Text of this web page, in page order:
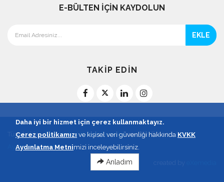
E-BÜLTEN İÇİN KAYDOLUN
EKLE
TAKİP EDİN
Tüm haklarıTürk Yoğun Bakım Derneği'ne aittir © 2026. |KVKK
Aydınlatma Metni
created by
Daha iyi bir hizmet için çerez kullanmaktayız.
Çerez politikamızı ve kişisel veri güvenliği hakkında KVKK
Aydınlatma Metnimizi inceleyebilirsiniz.
Anladım